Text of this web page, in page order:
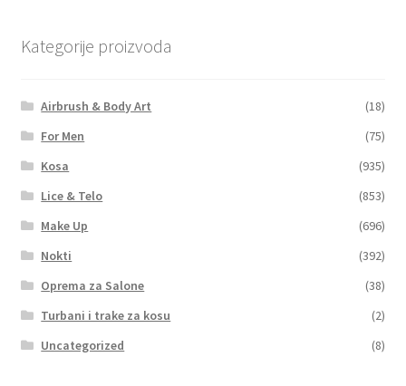
Kategorije proizvoda
Airbrush & Body Art
(18)
For Men
(75)
Kosa
(935)
Lice & Telo
(853)
Make Up
(696)
Nokti
(392)
Oprema za Salone
(38)
Turbani i trake za kosu
(2)
Uncategorized
(8)